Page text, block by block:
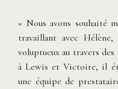
« Nous avons souhaité
travaillant avec
voluptueux au travers
à Lewis et Victoire, il
une équipe de